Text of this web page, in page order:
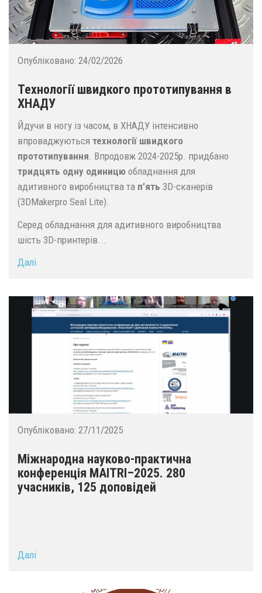
Опубліковано: 24/02/2026
Технології швидкого прототипування в
ХНАДУ
Йдучи в ногу із часом, в ХНАДУ інтенсивно
впроваджуються технології швидкого
прототипування. Впродовж 2024-2025р. придбано
тридцять одну одиницю обладнання для
адитивного виробництва та п’ять 3D-сканерів
(3DMakerpro Seal Lite).
Серед обладнання для адитивного виробництва
шість 3D-принтерів...
Далі
Опубліковано: 27/11/2025
Міжнародна науково-практична
конференція MAITRI–2025. 280
учасників, 125 доповідей
Далі